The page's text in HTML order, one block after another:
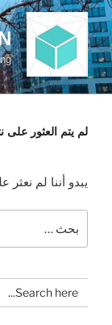
التجاوز
إلى
المحتوى
لم يتم العثور على
يبدو أننا لم
عن:
Search
for:
Search Button